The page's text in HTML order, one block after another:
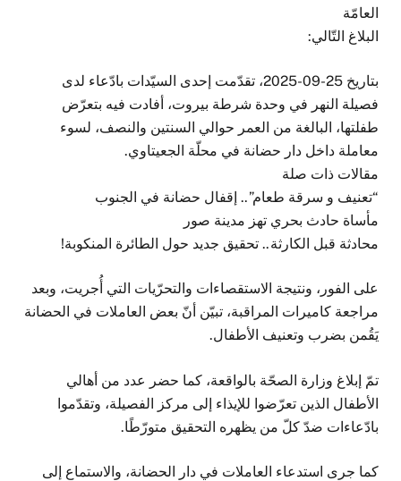
العامّة
البلاغ التّالي:
بتاريخ 25-09-2025، تقدّمت إحدى السيّدات بادّعاء لدى
فصيلة النهر في وحدة شرطة بيروت، أفادت فيه بتعرّض
طفلتها، البالغة من العمر حوالي السنتين والنصف، لسوء
معاملة داخل دار حضانة في محلّة الجعيتاوي.
مقالات ذات صلة
“تعنيف و سرقة طعام”.. إقفال حضانة في الجنوب
مأساة حادث بحري تهز مدينة صور
محادثة قبل الكارثة.. تحقيق جديد حول الطائرة المنكوبة!
على الفور، ونتيجة الاستقصاءات والتحرّيات التي أُجريت، وبعد
مراجعة كاميرات المراقبة، تبيّن أنّ بعض العاملات في الحضانة
يَقُمن بضرب وتعنيف الأطفال.
تمّ إبلاغ وزارة الصحّة بالواقعة، كما حضر عدد من أهالي
الأطفال الذين تعرّضوا للإيذاء إلى مركز الفصيلة، وتقدّموا
بادّعاءات ضدّ كلّ من يظهره التحقيق متورّطًا.
كما جرى استدعاء العاملات في دار الحضانة، والاستماع إلى